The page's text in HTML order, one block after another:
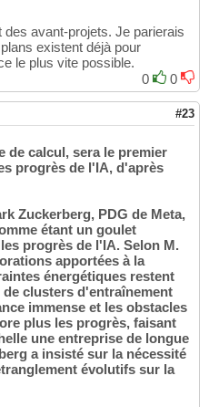
avant-projets. Je parierais
existent déjà pour
le plus vite possible.
0
0
#23
de calcul, sera le premier
progrès de l'IA, d'après
Zuckerberg, PDG de Meta,
étant un goulet
progrès de l'IA. Selon M.
apportées à la
énergétiques restent
clusters d'entraînement
immense et les obstacles
plus les progrès, faisant
une entreprise de longue
a insisté sur la nécessité
évolutifs sur la